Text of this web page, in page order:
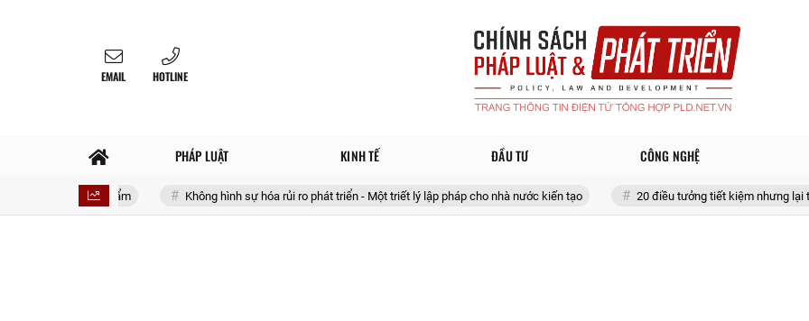
EMAIL HOTLINE
PHÁP LUẬT KINH TẾ ĐẦU TƯ CÔNG NGHỆ
Không hình sự hóa rủi ro phát triển - Một triết lý lập pháp cho nhà nước kiến tạo 20 điều tưởng tiết kiệm nhưng lại tốn đống